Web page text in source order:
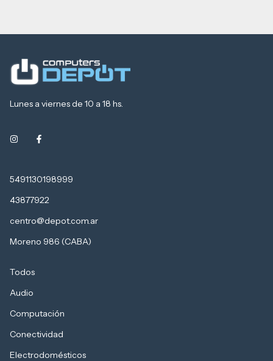
Lunes a viernes de 10 a 18 hs.
5491130198999
43877922
centro@depot.com.ar
Moreno 986 (CABA)
Todos
Audio
Computación
Conectividad
Electrodomésticos